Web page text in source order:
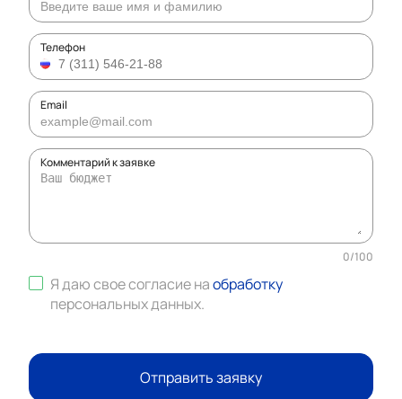
Телефон
Email
Комментарий к заявке
0/100
Я даю свое согласие наобработку
персональных данных.
Отправить заявку